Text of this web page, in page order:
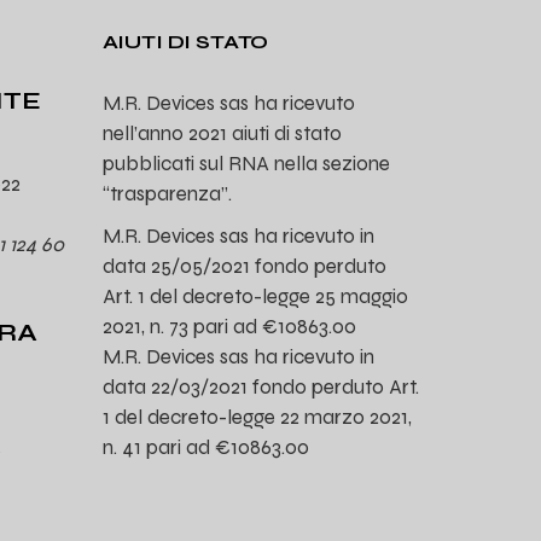
124 60
AIUTI DI STATO
M.R. Devices sas ha ricevuto
nell’anno 2021 aiuti di stato
pubblicati sul RNA nella sezione
“trasparenza”.
M.R. Devices sas ha ricevuto in
data 25/05/2021 fondo perduto
Art. 1 del decreto-legge 25 maggio
2021, n. 73 pari ad €10863.00
M.R. Devices sas ha ricevuto in
data 22/03/2021 fondo perduto Art.
1 del decreto-legge 22 marzo 2021,
n. 41 pari ad €10863.00